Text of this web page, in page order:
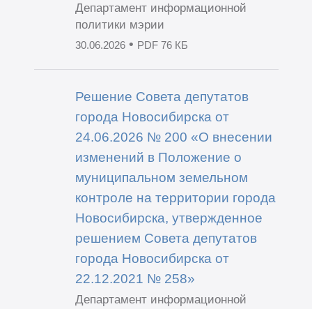
Департамент информационной
политики мэрии
30.06.2026• PDF 76 КБ
Решение Совета депутатов
города Новосибирска от
24.06.2026 № 200 «О внесении
изменений в Положение о
муниципальном земельном
контроле на территории города
Новосибирска, утвержденное
решением Совета депутатов
города Новосибирска от
22.12.2021 № 258»
Департамент информационной